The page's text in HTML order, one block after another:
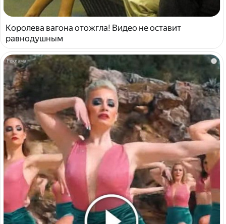
Королева вагона отожгла! Видео не оставит
равнодушным
i